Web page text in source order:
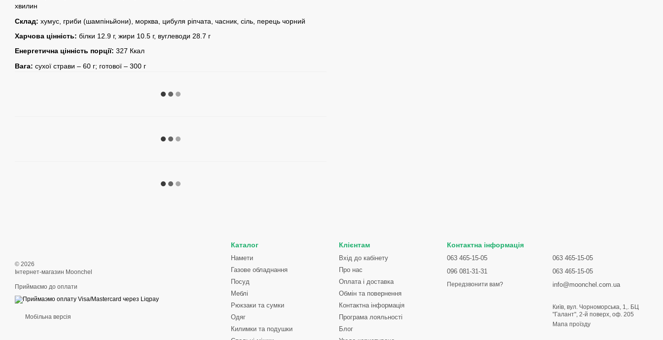
хвилин
Склад: хумус, гриби (шампіньйони), морква, цибуля ріпчата, часник, сіль, перець чорний
Харчова цінність: білки 12.9 г, жири 10.5 г, вуглеводи 28.7 г
Енергетична цінність порції: 327 Ккал
Вага: сухої страви – 60 г; готової – 300 г
© 2026
Інтернет-магазин Moonchel
Приймаємо до оплати
Мобільна версія
Каталог
Намети
Газове обладнання
Посуд
Меблі
Рюкзаки та сумки
Одяг
Килимки та подушки
Клієнтам
Вхід до кабінету
Про нас
Оплата і доставка
Обмін та повернення
Контактна інформація
Програма лояльності
Блог
Контактна інформація
063 465-15-05
096 081-31-31
Передзвонити вам?
063 465-15-05
063 465-15-05
info@moonchel.com.ua
Київ, вул. Чорноморська, 1,. БЦ
"Галант", 2-й поверх, оф. 205
Мапа проїзду